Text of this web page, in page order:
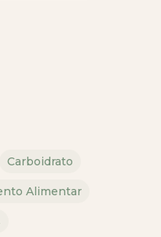
Carboidrato
Alimentar